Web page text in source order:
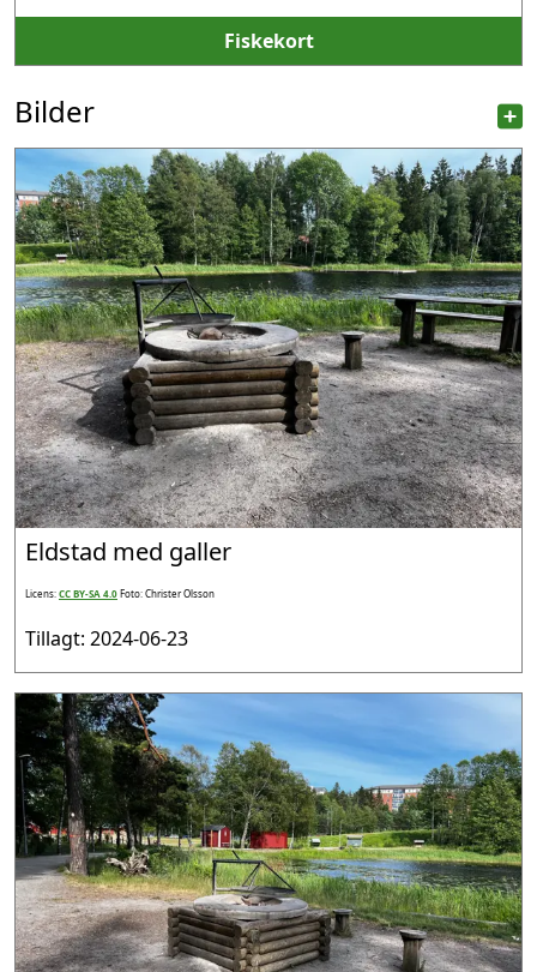
Fiskekort
Bilder
Eldstad med galler
Licens:CC BY-SA 4.0Foto: Christer Olsson
Tillagt: 2024-06-23